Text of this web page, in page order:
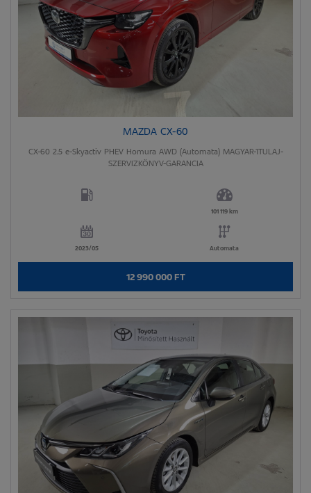
MAZDA CX-60
CX-60 2.5 e-Skyactiv PHEV Homura AWD (Automata) MAGYAR-1TULAJ-
SZERVIZKÖNYV-GARANCIA
101 119 km
2023/05 Automata
12 990 000 FT